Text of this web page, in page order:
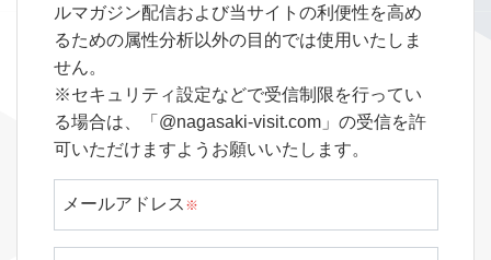
ルマガジン配信および当サイトの利便性を高め
るための属性分析以外の目的では使用いたしま
せん。
※セキュリティ設定などで受信制限を行ってい
る場合は、「@nagasaki-visit.com」の受信を許
可いただけますようお願いいたします。
メールアドレス ※